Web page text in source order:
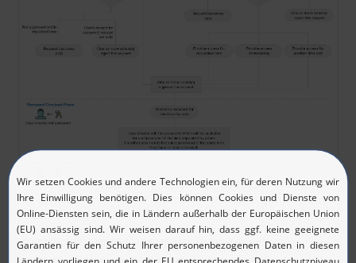
Screenshot Password Manager Pro: Definieren Sie